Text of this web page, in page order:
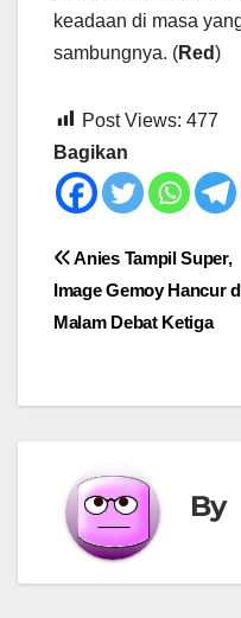
keadaan di masa
sambungnya. (Red)
Post Views: 477
Bagikan
Post
navigation
Anies Tampil Super,
Image Gemoy Hancur
Malam Debat Ketiga
By